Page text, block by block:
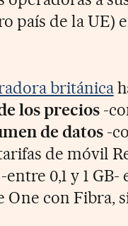
país de la UE)
británica
los precios-
de datos-
de móvil
0,1 y 1 GB-
con Fibra,